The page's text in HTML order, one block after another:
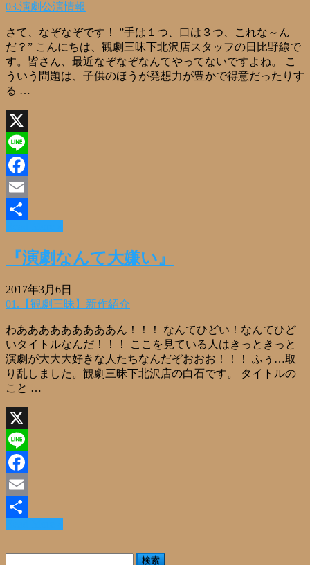
03.演劇公演情報
さて、なぞなぞです！ ”手は１つ、口は３つ、これな～ん
だ？” こんにちは、観劇三昧下北沢店スタッフの日比野線で
す。皆さん、最近なぞなぞなんてやってないですよね。 こ
ういう問題は、子供のほうが発想力が豊かで得意だったりす
る …
X
Line
Facebook
Email
共
有『演劇なんて大嫌い』
2017年3月6日
01.【観劇三昧】新作紹介
わあああああああああん！！！ なんてひどい！なんてひど
いタイトルなんだ！！！ ここを見ている人はきっときっと
演劇が大大大好きな人たちなんだぞおおお！！！ ふぅ…取
り乱しました。観劇三昧下北沢店の白石です。 タイトルの
こと …
X
Line
Facebook
Email
共
有